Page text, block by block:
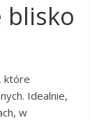
blisko
które
Idealnie,
w